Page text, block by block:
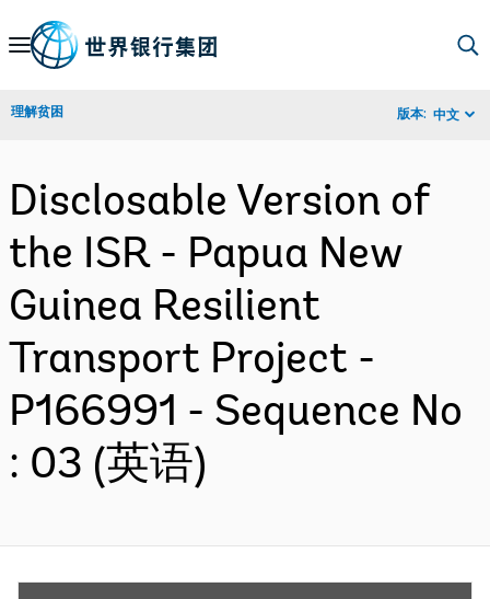
Skip
Navigation
理解贫困 版本: 中文
Disclosable Version of
the ISR - Papua New
Guinea Resilient
Transport Project -
P166991 - Sequence No
: 03 (英语)